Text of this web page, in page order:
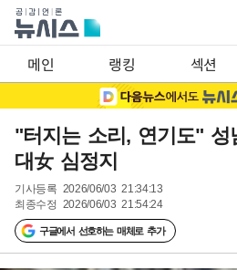
메인 랭킹 섹션
"터지는 소리, 연기도"
대女 심정지
기사등록 2026/06/03 21:34:13
최종수정 2026/06/03 21:54:24
구글에서 선호하는 매체로 추가